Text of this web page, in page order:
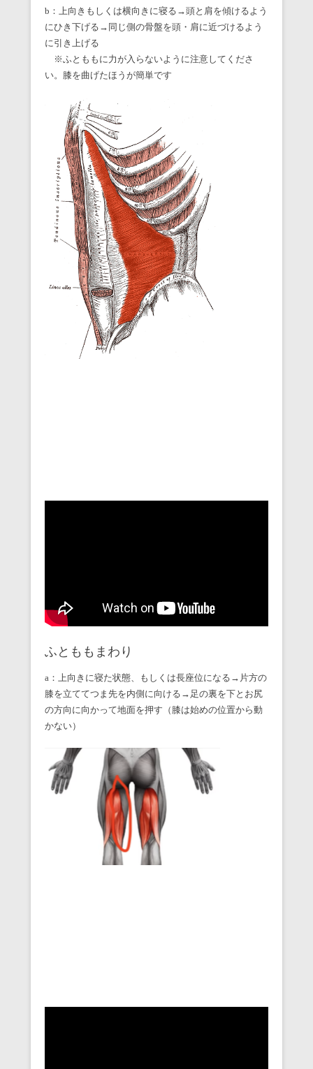
b：上向きもしくは横向きに寝る→頭と肩を傾けるよう
にひき下げる→同じ側の骨盤を頭・肩に近づけるよう
に引き上げる
※ふとももに力が入らないように注意してくださ
い。膝を曲げたほうが簡単です
ふとももまわり
a：上向きに寝た状態、もしくは長座位になる→片方の
膝を立ててつま先を内側に向ける→足の裏を下とお尻
の方向に向かって地面を押す（膝は始めの位置から動
かない）